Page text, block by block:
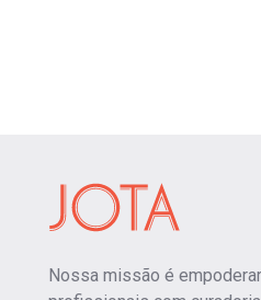
Nossa missão é empoderar